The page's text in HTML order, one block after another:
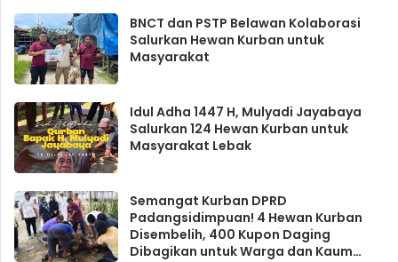
BNCT dan PSTP Belawan Kolaborasi
Salurkan Hewan Kurban untuk
Masyarakat
Idul Adha 1447 H, Mulyadi Jayabaya
Salurkan 124 Hewan Kurban untuk
Masyarakat Lebak
Semangat Kurban DPRD
Padangsidimpuan! 4 Hewan Kurban
Disembelih, 400 Kupon Daging
Dibagikan untuk Warga dan Kaum